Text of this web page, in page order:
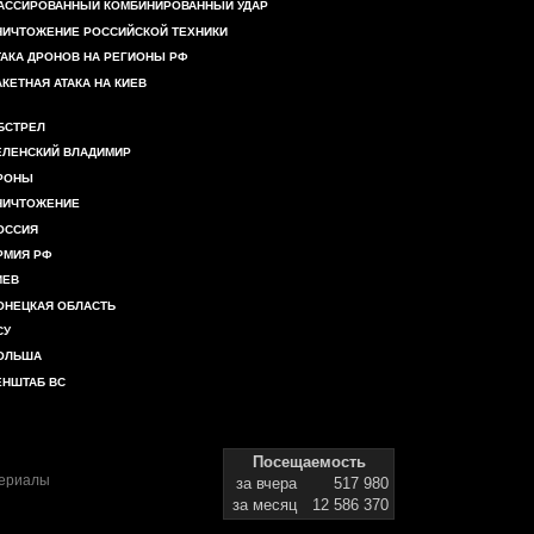
КОМБИНИРОВАННЫЙ УДАР
РОССИЙСКОЙ ТЕХНИКИ
ДРОНОВ НА РЕГИОНЫ РФ
АТАКА НА КИЕВ
ВЛАДИМИР
РФ
ОБЛАСТЬ
ВС
Посещаемость
за вчера
517 980
за месяц
12 586 370